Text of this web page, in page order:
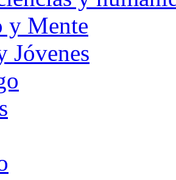
y Mente
Jóvenes